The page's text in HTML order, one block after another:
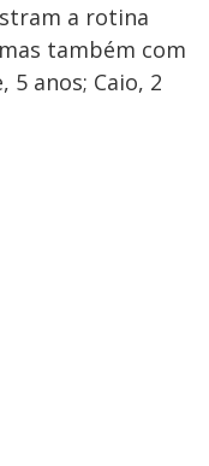
a rotina
também com
anos; Caio, 2